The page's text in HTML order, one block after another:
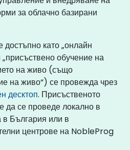
за облачно базирани
като „онлайн
обучение на
на живо (също
на живо“) се провежда чрез
десктоп. Присъственото
се проведе локално в
България или в
центрове на NobleProg